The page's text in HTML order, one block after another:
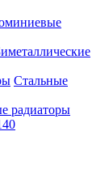
Стальные
радиаторы